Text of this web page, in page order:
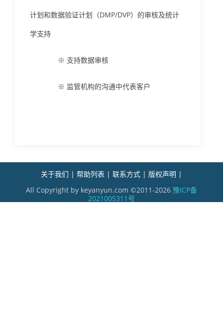
计划和数据验证计划（DMP/DVP）的审核及统计
学支持
※ 支持数据审核
※ 监管机构的沟通中代表客户
关于我们 | 帮助列表 | 联系方式 | 版权声明 |
All Copyright by keyanyun.com ©2011-2026 豫ICP备
2021005311号